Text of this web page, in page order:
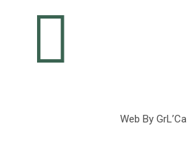

Web By GrL’Ca